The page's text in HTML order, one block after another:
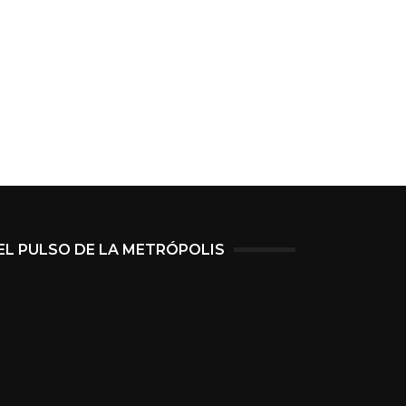
PULSO DE LA METRÓPOLIS